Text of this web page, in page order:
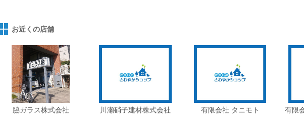
お近くの店舗
脇ガラス株式会社 川瀬硝子建材株式会社 有限会社 タニモト 有限